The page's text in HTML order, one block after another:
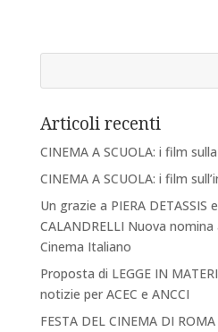
Articoli recenti
CINEMA A SCUOLA: i film
CINEMA A SCUOLA: i film
Un grazie a PIERA DETASSIS
CALANDRELLI Nuova nomina
Cinema Italiano
Proposta di LEGGE IN
notizie per ACEC e ANCCI
FESTA DEL CINEMA DI